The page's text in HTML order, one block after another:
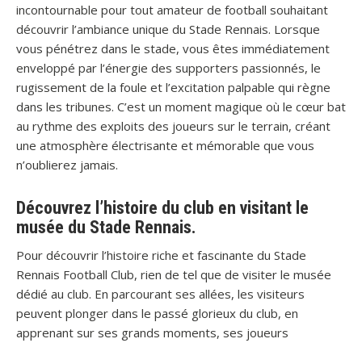
incontournable pour tout amateur de football souhaitant
découvrir l’ambiance unique du Stade Rennais. Lorsque
vous pénétrez dans le stade, vous êtes immédiatement
enveloppé par l’énergie des supporters passionnés, le
rugissement de la foule et l’excitation palpable qui règne
dans les tribunes. C’est un moment magique où le cœur bat
au rythme des exploits des joueurs sur le terrain, créant
une atmosphère électrisante et mémorable que vous
n’oublierez jamais.
Découvrez l’histoire du club en visitant le
musée du Stade Rennais.
Pour découvrir l’histoire riche et fascinante du Stade
Rennais Football Club, rien de tel que de visiter le musée
dédié au club. En parcourant ses allées, les visiteurs
peuvent plonger dans le passé glorieux du club, en
apprenant sur ses grands moments, ses joueurs